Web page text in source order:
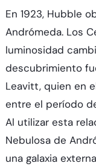
En 1923, Hubble
Andrómeda. Los
luminosidad
descubrimiento
Leavitt, quien en
entre el período
Al utilizar esta
Nebulosa de
una galaxia